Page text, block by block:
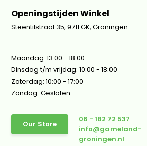
Openingstijden Winkel
Steentilstraat 35, 9711 GK, Groningen
Maandag: 13:00 - 18:00
Dinsdag t/m vrijdag: 10:00 - 18:00
Zaterdag: 10:00 - 17:00
Zondag: Gesloten
Our Store
06 - 182 72 537
info@gameland-
groningen.nl